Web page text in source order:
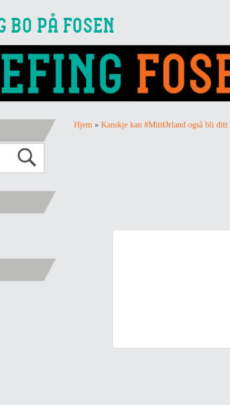
BO PÅ FOSEN
Hjem» Kanskje kan #MittØrland også bli ditt